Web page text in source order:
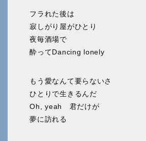
フラれた後は
寂しがり屋がひとり
夜毎酒場で
酔ってDancing lonely
もう愛なんて要らないさ
ひとりで生きるんだ
Oh, yeah 君だけが
夢に訪れる